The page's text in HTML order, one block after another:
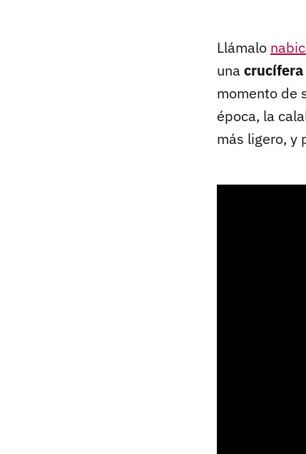
Llámalo
una crucífera
momento de
época, la
más ligero, y